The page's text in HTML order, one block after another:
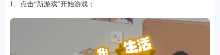
1、点击“新游戏”开始游戏；